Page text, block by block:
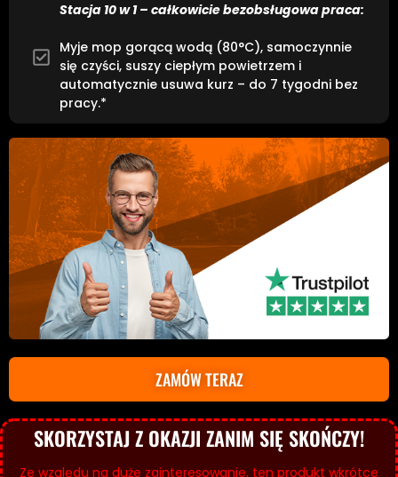
Stacja 10 w 1 – całkowicie bezobsługowa praca:
Myje mop gorącą wodą (80°C), samoczynnie
się czyści, suszy ciepłym powietrzem i
automatycznie usuwa kurz – do 7 tygodni bez
pracy.*
ZAMÓW TERAZ
SKORZYSTAJ Z OKAZJI ZANIM SIĘ SKOŃCZY!
Ze względu na duże zainteresowanie, ten produkt wkrótce